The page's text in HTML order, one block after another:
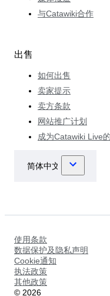
与Catawiki合作
出售
如何出售
卖家提示
卖方条款
网站推广计划
成为Catawiki Live
使用条款
数据保护及隐私声明
Cookie通知
执法政策
其他政策
© 2026